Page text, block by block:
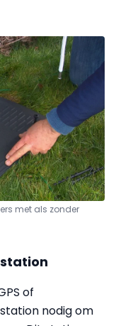
met als zonder
of
nodig om